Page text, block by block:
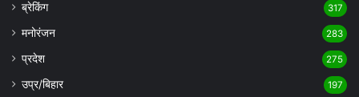
ब्रेकिंग 317
मनोरंजन 283
प्रदेश 275
उप्र/बिहार 197